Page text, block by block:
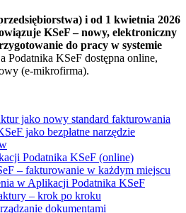
i od 1 kwietnia 2026
KSeF – nowy, elektroniczny
do pracy w systemie
Podatnika KSeF dostępna online,
(e-mikrofirma).
jako nowy standard fakturowania
jako bezpłatne narzędzie
Podatnika KSeF (online)
– fakturowanie w każdym miejscu
w Aplikacji Podatnika KSeF
– krok po kroku
dokumentami